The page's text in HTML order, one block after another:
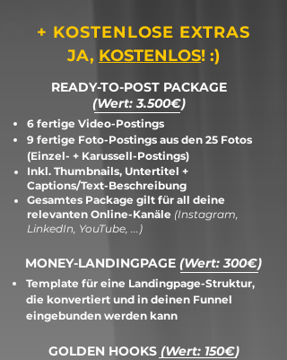
READY-TO-POST PACKAGE
(Wert: 3.500€)
6 fertige Video-Postings
​9 fertige Foto-Postings aus den 25 Fotos
(Einzel- + Karussell-Postings)
Inkl. Thumbnails, Untertitel +
Captions/Text-Beschreibung
Gesamtes Package gilt für all deine
relevanten Online-Kanäle (Instagram,
LinkedIn, YouTube, ...)
MONEY-LANDINGPAGE (Wert: 300€)
Template für eine Landingpage-Struktur,
die konvertiert und in deinen Funnel
eingebunden werden kann
GOLDEN HOOKS (Wert: 150€)
+ KOSTENLOSE EXTRAS
JA, KOSTENLOS! :)